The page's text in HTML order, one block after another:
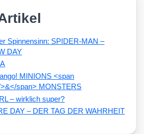
Spinnensinn: SPIDER-MAN –
DAY
MINIONS <span
span> MONSTERS
– wirklich super?
DAY – DER TAG DER WAHRHEIT